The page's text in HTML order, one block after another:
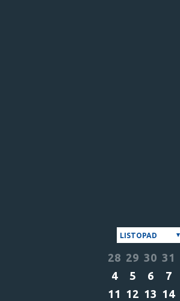
LISTOPAD
28 29 30 31
4
5 6 7
11 12 13 14